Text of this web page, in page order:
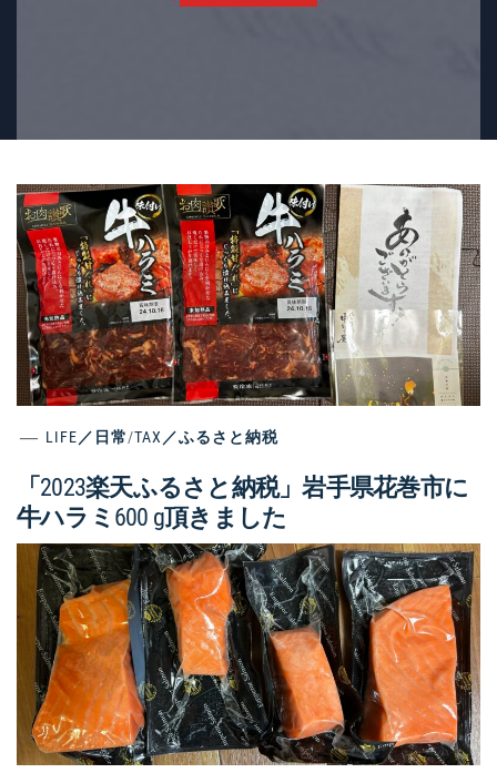
LIFE／日常/TAX／ふるさと納税
「2023楽天ふるさと納税」岩手県花巻市に
牛ハラミ600 g頂きました